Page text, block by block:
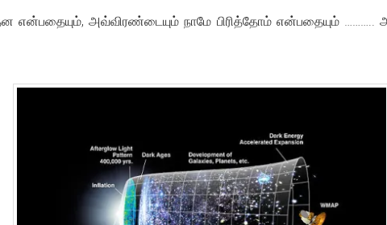
என்பதையும், அவ்விரண்டையும் நாமே பிரித்தோம் என்பதையும்